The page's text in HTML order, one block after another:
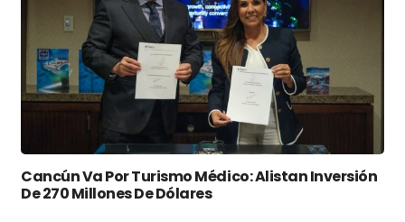
Cancún Va Por Turismo Médico: Alistan Inversión
De 270 Millones De Dólares